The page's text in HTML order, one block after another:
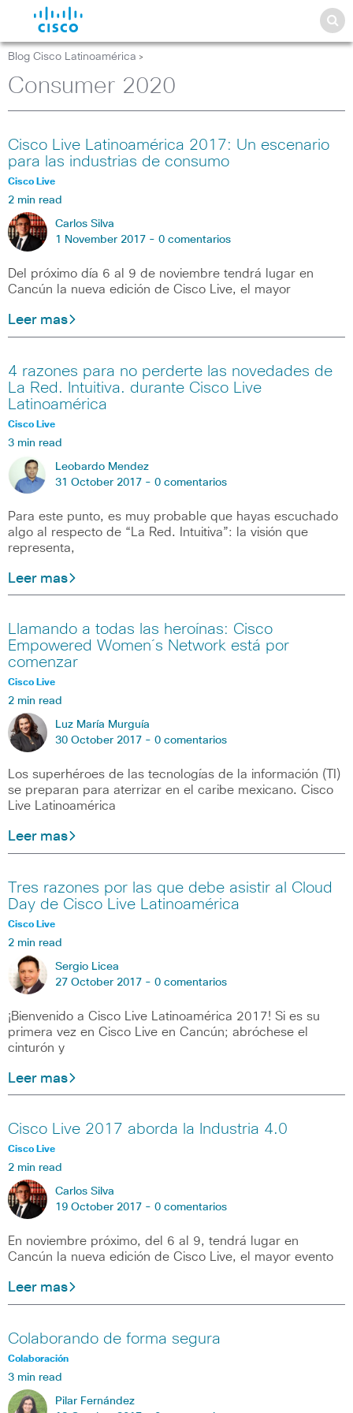
Blog Cisco Latinoamérica >
Consumer 2020
Cisco Live Latinoamérica 2017: Un escenario
para las industrias de consumo
Cisco Live
2 min read
Carlos Silva
1 November 2017 - 0 comentarios
Del próximo día 6 al 9 de noviembre tendrá lugar en
Cancún la nueva edición de Cisco Live, el mayor
Leer mas
4 razones para no perderte las novedades de
La Red. Intuitiva. durante Cisco Live
Latinoamérica
Cisco Live
3 min read
Leobardo Mendez
31 October 2017 - 0 comentarios
Para este punto, es muy probable que hayas escuchado
algo al respecto de “La Red. Intuitiva”: la visión que
representa,
Leer mas
Llamando a todas las heroínas: Cisco
Empowered Women´s Network está por
comenzar
Cisco Live
2 min read
Luz María Murguía
30 October 2017 - 0 comentarios
Los superhéroes de las tecnologías de la información (TI)
se preparan para aterrizar en el caribe mexicano. Cisco
Live Latinoamérica
Leer mas
Tres razones por las que debe asistir al Cloud
Day de Cisco Live Latinoamérica
Cisco Live
2 min read
Sergio Licea
27 October 2017 - 0 comentarios
¡Bienvenido a Cisco Live Latinoamérica 2017! Si es su
primera vez en Cisco Live en Cancún; abróchese el
cinturón y
Leer mas
Cisco Live 2017 aborda la Industria 4.0
Cisco Live
2 min read
Carlos Silva
19 October 2017 - 0 comentarios
En noviembre próximo, del 6 al 9, tendrá lugar en
Cancún la nueva edición de Cisco Live, el mayor evento
Leer mas
Colaborando de forma segura
Colaboración
3 min read
Pilar Fernández